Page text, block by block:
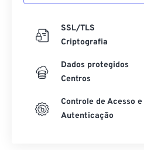
SSL/TLS
Criptografia
Dados protegidos
Centros
Controle de Acesso e
Autenticação